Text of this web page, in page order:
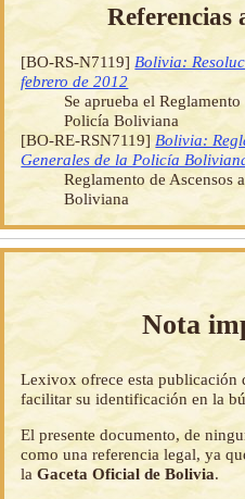
Referencias
[BO-RS-N7119] Bolivia:
febrero de 2012
Se aprueba el
Policía Boliviana
[BO-RE-RSN7119] Bolivia:
Generales de la Policía
Reglamento de Ascensos
Boliviana
Nota
Lexivox ofrece esta publicación
facilitar su identificación en la
El presente documento, de
como una referencia legal, ya
laGaceta Oficial de Bolivia.